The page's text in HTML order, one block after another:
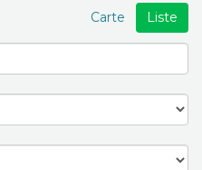
Liste
Carte